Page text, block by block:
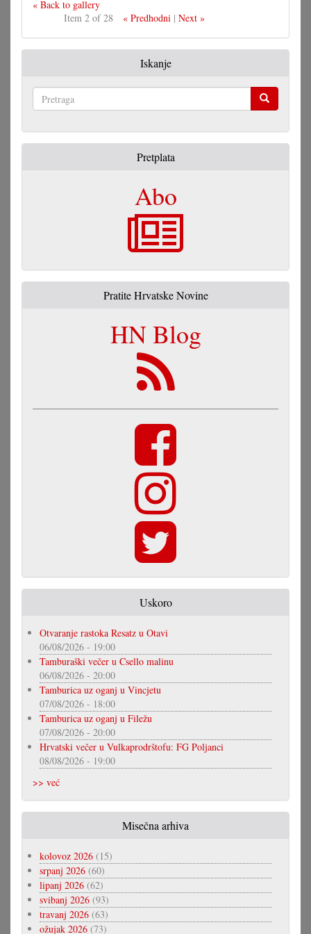
« Back to gallery
Item 2 of 28
« Predhodni| Next »
Iskanje
Pretplata
Abo
Pratite Hrvatske Novine
HN Blog
Uskoro
Otvaranje rastoka Resatz u Otavi
06/08/2026 - 19:00
Tamburaški večer u Csello malinu
06/08/2026 - 20:00
Tamburica uz oganj u Vincjetu
07/08/2026 - 18:00
Tamburica uz oganj u Filežu
07/08/2026 - 20:00
Hrvatski večer u Vulkaprodrštofu: FG Poljanci
08/08/2026 - 19:00
>> već
Misečna arhiva
kolovoz 2026 (15)
srpanj 2026 (60)
lipanj 2026 (62)
svibanj 2026 (93)
travanj 2026 (63)
ožujak 2026 (73)